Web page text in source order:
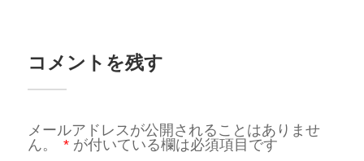
コメントを残す
メールアドレスが公開されることはありませ
ん。
*が付いている欄は必須項目です